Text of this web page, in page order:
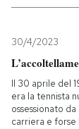
Mondo
Politica
Scienza
30/4/2023
Il 30 aprile del
era la tennista
ossessionato
carriera e forse